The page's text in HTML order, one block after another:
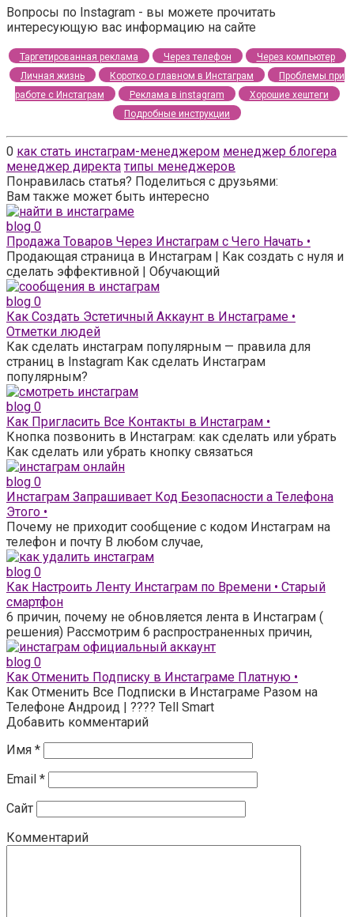
Вопросы по Instagram - вы можете прочитать
интересующую вас информацию на сайте
Таргетированная реклама Через телефон
Через компьютер
Личная жизнь
Коротко о главном в Инстаграм
Проблемы при
работе с Инстаграм
Реклама в instagram
Хорошие хештеги
Подробные инструкции
0 как стать инстаграм-менеджером менеджер блогера
менеджер директа типы менеджеров
Понравилась статья? Поделиться с друзьями:
Вам также может быть интересно
blog 0
Продажа Товаров Через Инстаграм с Чего Начать •
Продающая страница в Инстаграм | Как создать с нуля и
сделать эффективной | Обучающий
blog 0
Как Создать Эстетичный Аккаунт в Инстаграме •
Отметки людей
Как сделать инстаграм популярным — правила для
страниц в Instagram Как сделать Инстаграм
популярным?
blog 0
Как Пригласить Все Контакты в Инстаграм •
Кнопка позвонить в Инстаграм: как сделать или убрать
Как сделать или убрать кнопку связаться
blog 0
Инстаграм Запрашивает Код Безопасности а Телефона
Этого •
Почему не приходит сообщение с кодом Инстаграм на
телефон и почту В любом случае,
blog 0
Как Настроить Ленту Инстаграм по Времени • Старый
смартфон
6 причин, почему не обновляется лента в Инстаграм (
решения) Рассмотрим 6 распространенных причин,
blog 0
Как Отменить Подписку в Инстаграме Платную •
Как Отменить Все Подписки в Инстаграме Разом на
Телефоне Андроид | ???? Tell Smart
Добавить комментарий
Имя *
Email *
Сайт
Комментарий